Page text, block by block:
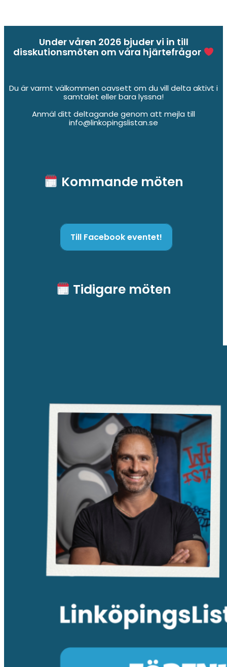
Under våren 2026 bjuder vi in till
disskutionsmöten om våra hjärtefrågor
Du är varmt välkommen oavsett om du vill delta aktivt i
samtalet eller bara lyssna!
Anmäl ditt deltagande genom att mejla till
info@linkopingslistan.se
Kommande möten
Till Facebook eventet!
Tidigare möten